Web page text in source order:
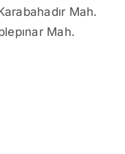
Mah.
Mah.